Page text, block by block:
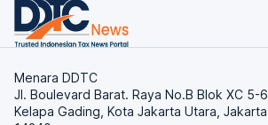
Menara DDTC
Jl. Boulevard Barat. Raya No.B Blok XC 5-6,
Kelapa Gading, Kota Jakarta Utara, Jakarta